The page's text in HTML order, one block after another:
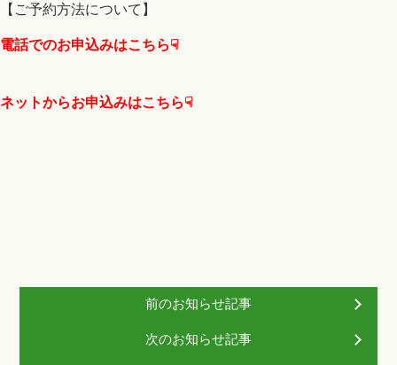
【ご予約方法について】
電話でのお申込みはこちら☟
ネットからお申込みはこちら☟
前のお知らせ記事
次のお知らせ記事